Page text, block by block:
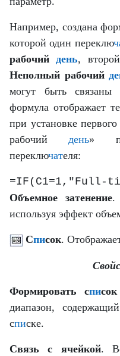
Например, создана
которой один переклю
рабочий день,
Неполный рабочий
могут быть
формула отображает
при установке
рабочий день»
переключателя:
=IF(C1=1,"Full-
Объемное затенение.
используя эффект
Список.
Формировать спи
диапазон,
списке.
Связь с ячейкой.